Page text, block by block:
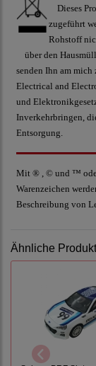
Dieses
zugeführt
Rohstoff
über den
senden Ihn am
Electrical and
und
Inverkehrbringen,
Entsorgung.
Mit ® , © und ™
Warenzeichen
Beschreibung von
Ähnliche